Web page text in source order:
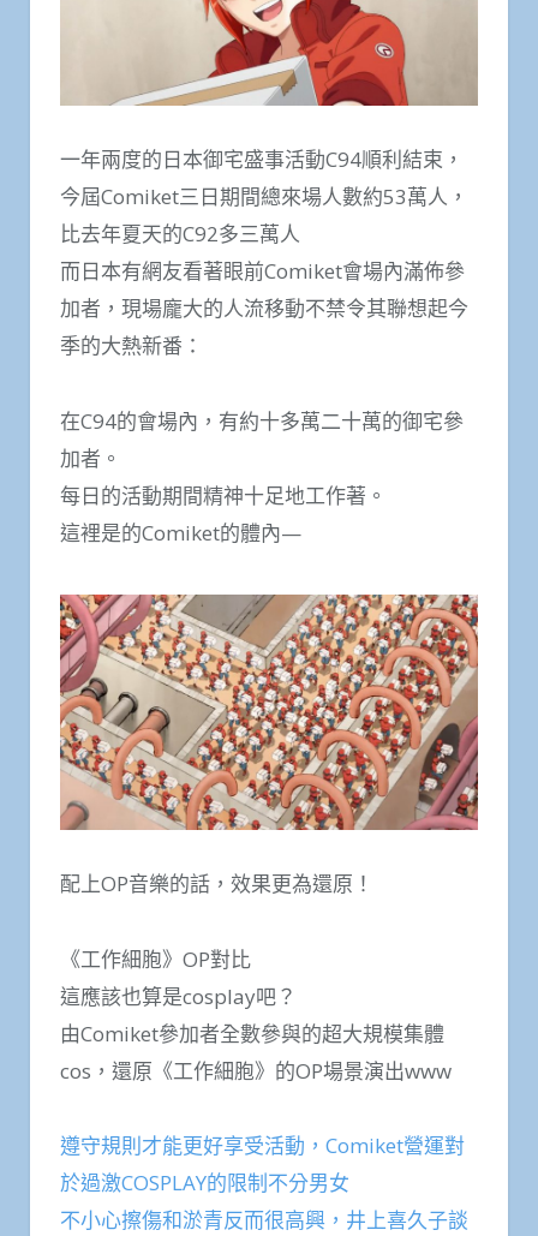
一年兩度的日本御宅盛事活動C94順利結束，
今屆Comiket三日期間總來場人數約53萬人，
比去年夏天的C92多三萬人
而日本有網友看著眼前Comiket會場內滿佈參
加者，現場龐大的人流移動不禁令其聯想起今
季的大熱新番：
在C94的會場內，有約十多萬二十萬的御宅參
加者。
每日的活動期間精神十足地工作著。
這裡是的Comiket的體內—
配上OP音樂的話，效果更為還原！
《工作細胞》OP對比
這應該也算是cosplay吧？
由Comiket參加者全數參與的超大規模集體
cos，還原《工作細胞》的OP場景演出www
遵守規則才能更好享受活動，Comiket營運對
於過激COSPLAY的限制不分男女
不小心擦傷和淤青反而很高興，井上喜久子談